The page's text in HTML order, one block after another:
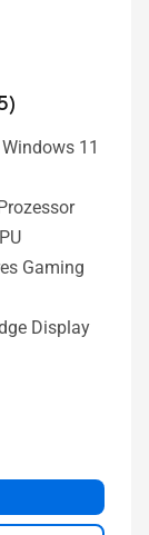
11
Gaming
Display